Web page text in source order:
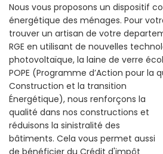
Nous vous proposons un dispositif
énergétique des ménages. Pour
trouver un artisan de votre
RGE en utilisant de nouvelles
photovoltaïque, la laine de verre
POPE (Programme d’Action pour la
Construction et la transition
Énergétique), nous renforçons la
qualité dans nos constructions et
réduisons la sinistralité des
bâtiments. Cela vous permet aussi
de bénéficier du Crédit d'impôt